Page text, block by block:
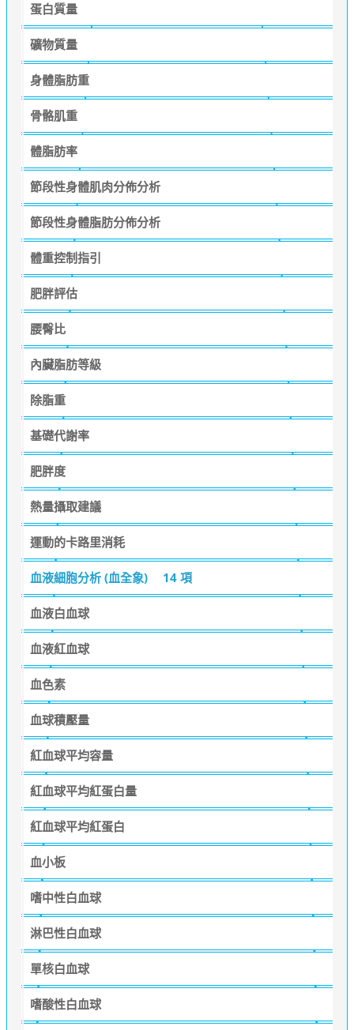
蛋白質量
礦物質量
身體脂肪重
骨骼肌重
體脂肪率
節段性身體肌肉分佈分析
節段性身體脂肪分佈分析
體重控制指引
肥胖評估
腰臀比
內臟脂肪等級
除脂重
基礎代謝率
肥胖度
熱量攝取建議
運動的卡路里消耗
血液細胞分析 (血全象) 14 項
血液白血球
血液紅血球
血色素
血球積壓量
紅血球平均容量
紅血球平均紅蛋白量
紅血球平均紅蛋白
血小板
嗜中性白血球
淋巴性白血球
單核白血球
嗜酸性白血球